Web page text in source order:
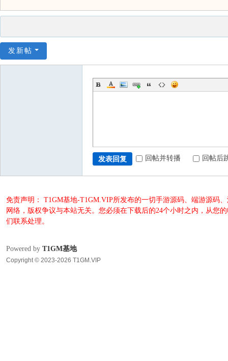
发新帖
发表回复 回帖并转播 回帖后
免责声明： T1GM基地-T1GM.VIP所发布的一切手游源码、端游源码
网络，版权争议与本站无关。您必须在下载后的24个小时之内，从您
们联系处理。
Powered by T1GM基地
Copyright © 2023-2026 T1GM.VIP